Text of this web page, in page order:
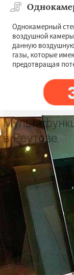
Большие Вяземы
Восход
Запрудная
Измайлово Икша
Лесной Лесной
Однокамерный
воздушной
данную
газы, которые
предотвращая